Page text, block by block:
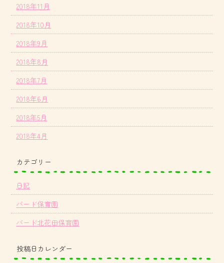
2018年11月
2018年10月
2018年9月
2018年8月
2018年7月
2018年6月
2018年5月
2018年4月
カテゴリー
日記
バード保育園
バード北花田保育園
投稿日カレンダー